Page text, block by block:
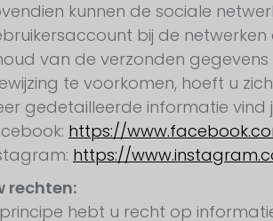
kunnen de sociale
bij de
van de verzonden
te voorkomen, hoeft u
gedetailleerde informatie vind
https://
https://
rechten:
hebt u recht op